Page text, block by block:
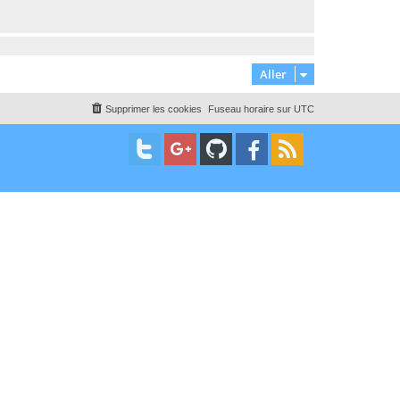
Aller
Fuseau horaire sur UTC
Supprimer les cookies